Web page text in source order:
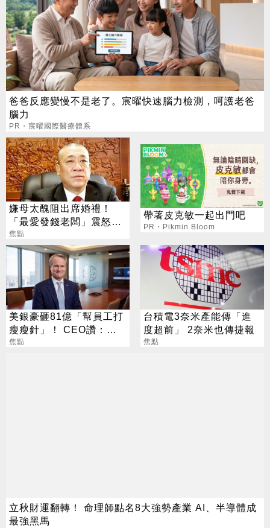
爸爸反應變慢不是老了。宸曜快速腦力檢測，呵護老爸
腦力
PR・宸曜國際醫療體系
嫌母太醜阻出席婚禮！
「最愛發錢老闆」震怒開
除：我看不起你
焦點
帶著皮克敏一起出門吧
PR・Pikmin Bloom
美銀豪砸81億「幫員工打
瘦瘦針」！ CEO讚：一
項值得的投資
焦點
台積電3奈米產能傳「進
度超前」 2奈米也傳捷報
焦點
立秋財運翻轉！ 命理師點名8大強勢產業 AI、半導體成
最強黑馬